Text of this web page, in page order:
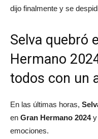
dijo finalmente y se
Selva quebró
Hermano
todos con un
En las últimas horas,
en Gran Hermano 2024y
emociones.